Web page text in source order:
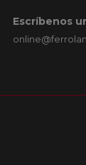
Escríbenos